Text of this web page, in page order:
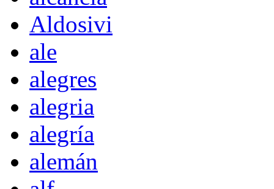
Aldosivi
ale
alegres
alegria
alegría
alemán